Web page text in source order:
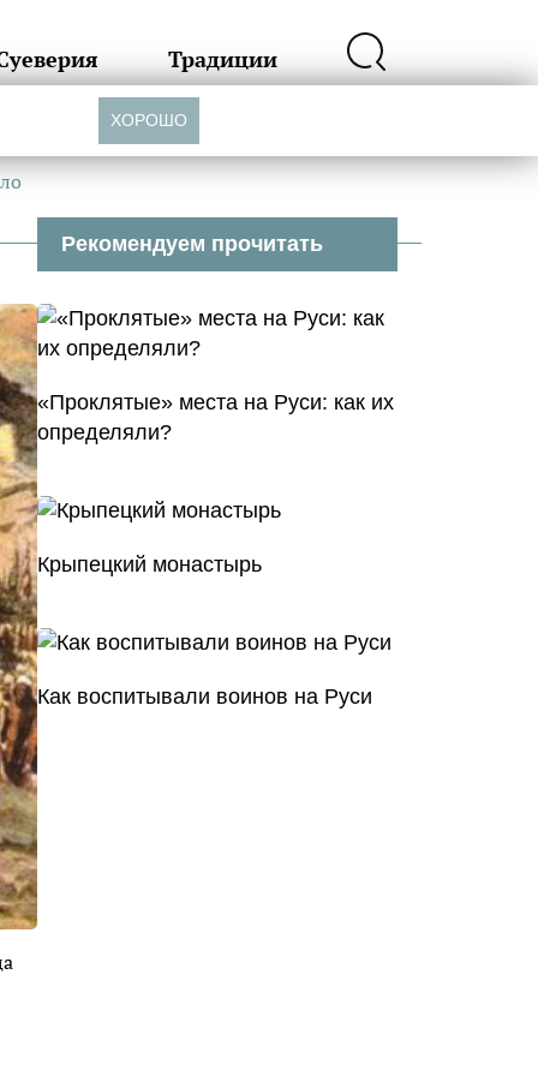
Традиции
Рекомендуем прочитать
«Проклятые» места на Руси: как их
определяли?
Крыпецкий монастырь
Как воспитывали воинов на Руси
ХОРОШО